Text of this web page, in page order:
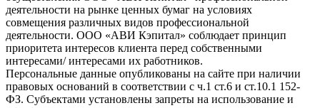
деятельности на рынке ценных бумаг на условиях
совмещения различных видов профессиональной
деятельности. ООО «АВИ Кэпитал» соблюдает принцип
приоритета интересов клиента перед собственными
интересами/ интересами их работников.
Персональные данные опубликованы на сайте при наличии
правовых оснований в соответствии с ч.1 ст.6 и ст.10.1 152-
ФЗ. Субъектами установлены запреты на использование и